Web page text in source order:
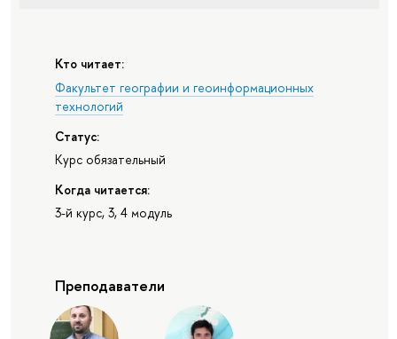
Кто читает:
Факультет географии и геоинформационных
технологий
Статус:
Курс обязательный
Когда читается:
3-й курс, 3, 4 модуль
Преподаватели